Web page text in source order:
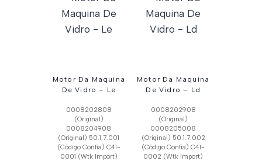
Motor Da Maquina
De Vidro – Le
0008202808
(Original)
0008204908
(Original) 50.1.7.001
(Código Confia) C41-
0001 (Wtk Import)
Motor Da Maquina
De Vidro – Ld
0008202908
(Original)
0008205008
(Original) 50.1.7.002
(Código Confia) C41-
0002 (Wtk Import)